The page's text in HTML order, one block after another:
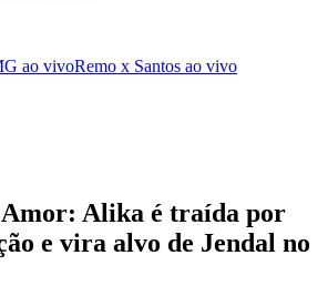
ao vivoRemo x Santos ao vivo
Amor: Alika é traída por
e vira alvo de Jendal no